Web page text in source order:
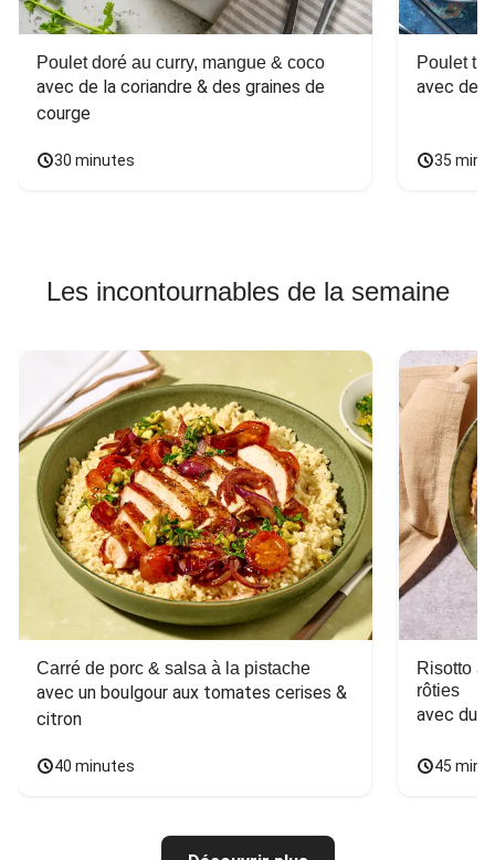
Poulet doré au curry, mangue & coco
avec de la coriandre & des graines de
courge
30 minutes
Poulet
avec des
35
Les incontournables de la semaine
Carré de porc & salsa à la pistache
avec un boulgour aux tomates cerises &
citron
40 minutes
Risotto
rôties
avec du
45